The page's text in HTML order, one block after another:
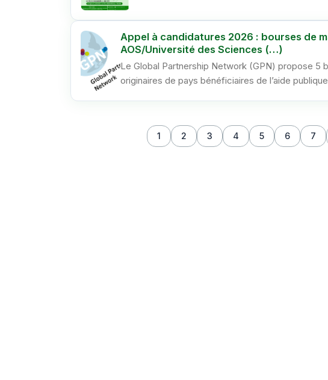
Appel à candidatures 2026 : bourses de
AOS/Université des Sciences (…)
Le Global Partnership Network (GPN) propose 5
originaires de pays bénéficiaires de l’aide
1 2 3 4 5 6 7